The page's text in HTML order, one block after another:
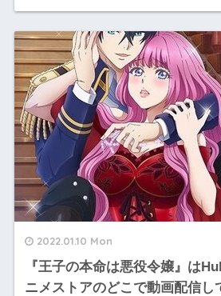
2022.01.10 Mon
『王子の本命は悪役令嬢』は
ニメストアのどこで動画配信し